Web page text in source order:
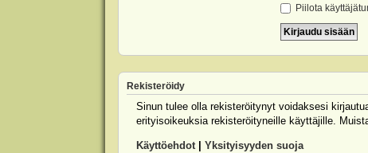
Piilota
Rekisteröidy
Sinun tulee olla rekisteröitynyt voidaksesi
erityisoikeuksia rekisteröityneille käyttäjille.
Käyttöehdot| Yksityisyyden suoja